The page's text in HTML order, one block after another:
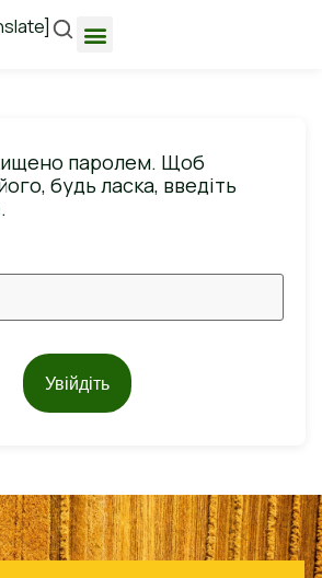
паролем. Щоб
будь ласка, введіть
Увійдіть